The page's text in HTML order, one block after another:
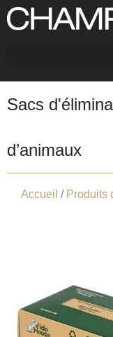
Sacs
d’animaux
Accueil / Produits